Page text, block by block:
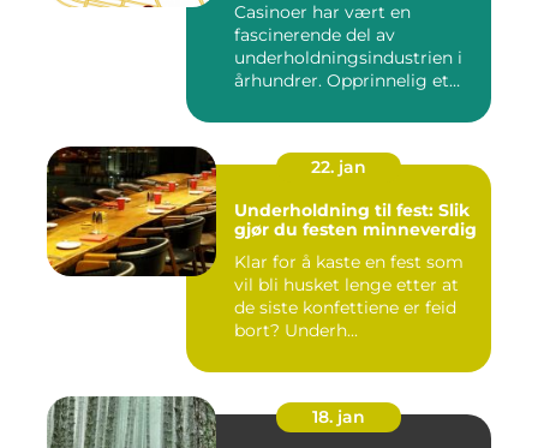
Casinoer har vært en
fascinerende del av
underholdningsindustrien i
århundrer. Opprinnelig et
22. jan
Underholdning til fest: Slik
gjør du festen minneverdig
Klar for å kaste en fest som
vil bli husket lenge etter at
de siste konfettiene er feid
bort? Underh...
18. jan